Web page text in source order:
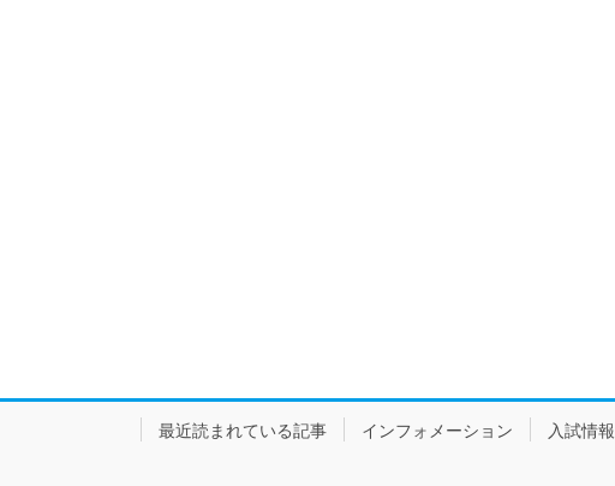
最近読まれている記事 インフォメーション 入試情報